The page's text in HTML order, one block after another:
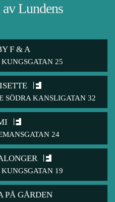
av Lundens
F & A
KUNGSGATAN 25
SÖDRA KANSLIGATAN 32
24
KUNGSGATAN 19
PÅ GÅRDEN